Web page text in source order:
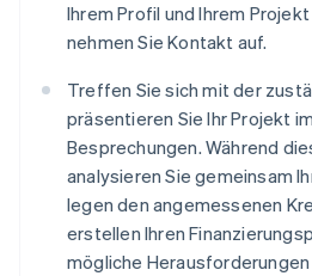
Ihrem Profil und Ihrem
nehmen Sie Kontakt auf.
Treffen Sie sich mit der
präsentieren Sie Ihr Projekt
Besprechungen. Während
analysieren Sie gemeinsam
legen den angemessenen
erstellen Ihren
mögliche